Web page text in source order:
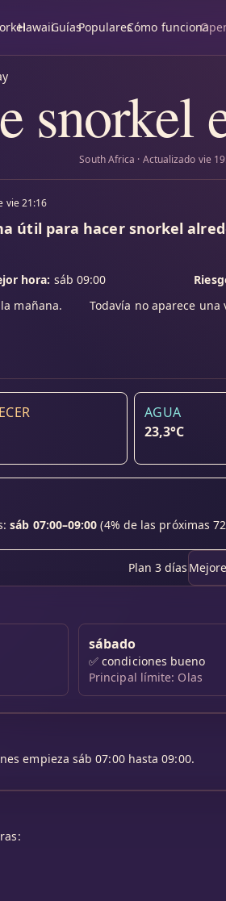
HawaiiGuíasPopularesCómo funciona
snorkel
South Africa · Actualizado vie
vie 21:16
útil para hacer snorkel
hora: sáb 09:00
mañana.
Todavía no aparece
AGUA
23,3°C
sáb 07:00–09:00 (4% de las próximas
Plan 3 días
sábado
✅condiciones bueno
Principal límite: Olas
empieza sáb 07:00 hasta 09:00.